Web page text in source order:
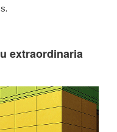
extraordinaria